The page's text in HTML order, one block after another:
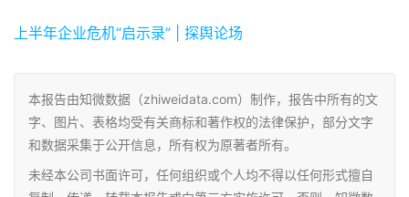
上半年企业危机“启示录” | 探舆论场
本报告由知微数据（zhiweidata.com）制作，报告中所有的文
字、图片、表格均受有关商标和著作权的法律保护，部分文字
和数据采集于公开信息，所有权为原著者所有。
未经本公司书面许可，任何组织或个人均不得以任何形式擅自